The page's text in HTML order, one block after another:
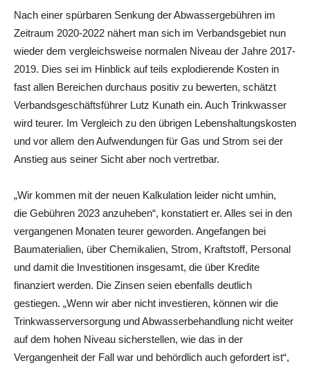
Nach einer spürbaren Senkung der Abwassergebühren im
Zeitraum 2020-2022 nähert man sich im Verbandsgebiet nun
wieder dem vergleichsweise normalen Niveau der Jahre 2017-
2019. Dies sei im Hinblick auf teils explodierende Kosten in
fast allen Bereichen durchaus positiv zu bewerten, schätzt
Verbandsgeschäftsführer Lutz Kunath ein. Auch Trinkwasser
wird teurer. Im Vergleich zu den übrigen Lebenshaltungskosten
und vor allem den Aufwendungen für Gas und Strom sei der
Anstieg aus seiner Sicht aber noch vertretbar.
„Wir kommen mit der neuen Kalkulation leider nicht umhin,
die Gebühren 2023 anzuheben“, konstatiert er. Alles sei in den
vergangenen Monaten teurer geworden. Angefangen bei
Baumaterialien, über Chemikalien, Strom, Kraftstoff, Personal
und damit die Investitionen insgesamt, die über Kredite
finanziert werden. Die Zinsen seien ebenfalls deutlich
gestiegen. „Wenn wir aber nicht investieren, können wir die
Trinkwasserversorgung und Abwasserbehandlung nicht weiter
auf dem hohen Niveau sicherstellen, wie das in der
Vergangenheit der Fall war und behördlich auch gefordert ist“,